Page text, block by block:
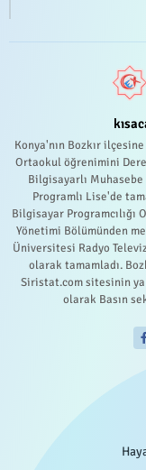
Konya'nın Bozkır
Ortaokul öğrenimini
Bilgisayarlı Muhasebe
Programlı Lise'de
Bilgisayar
Yönetimi Bölümünden
Üniversitesi Radyo
olarak tamamladı.
Siristat.com sitesinin
olarak Basın